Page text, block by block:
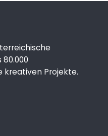
kreativen Projekte.